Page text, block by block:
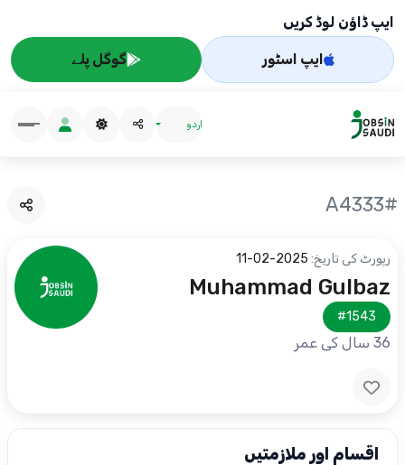
ایپ ڈاؤن لوڈ کریں
ایپ اسٹور گوگل پلے
اردو
#A4333
رپورٹ کی تاریخ: 2025-02-11
Muhammad Gulbaz
#1543
36 سال کی عمر
اقسام اور ملازمتیں